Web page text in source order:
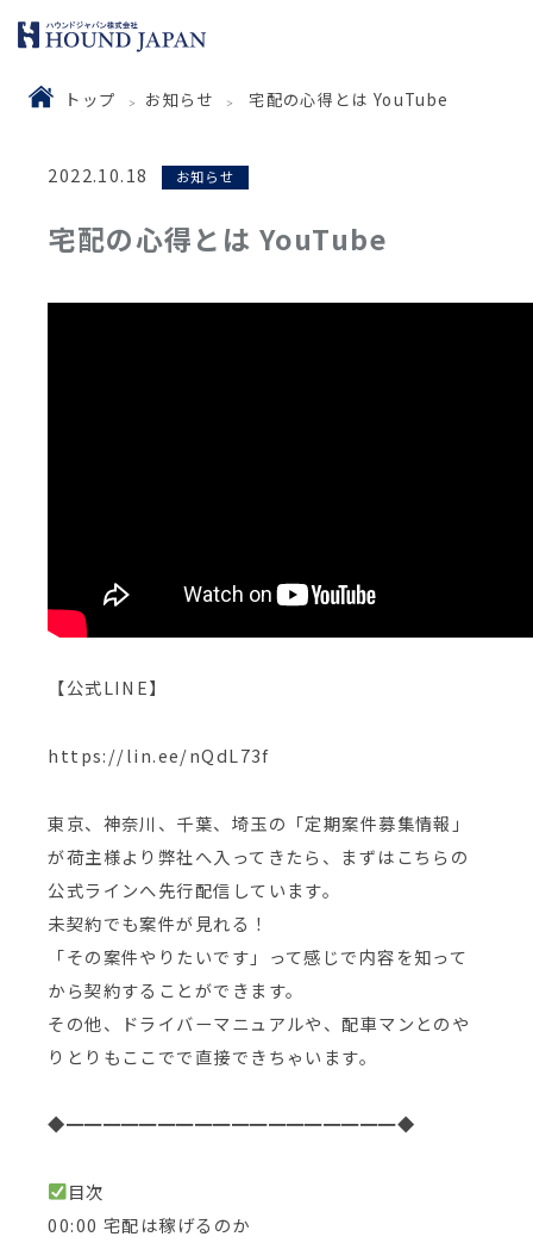
トップ お知らせ 宅配の心得とは YouTube
2022.10.18 お知らせ
宅配の心得とは YouTube
【公式LINE】
https://lin.ee/nQdL73f
東京、神奈川、千葉、埼玉の「定期案件募集情報」
が荷主様より弊社へ入ってきたら、まずはこちらの
公式ラインへ先行配信しています。
未契約でも案件が見れる！
「その案件やりたいです」って感じで内容を知って
から契約することができます。
その他、ドライバーマニュアルや、配車マンとのや
りとりもここでで直接できちゃいます。
◆━━━━━━━━━━━━━━━━━━◆
目次
00:00 宅配は稼げるのか